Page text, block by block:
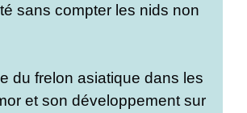
sans compter les nids non
du frelon asiatique dans les
et son développement sur